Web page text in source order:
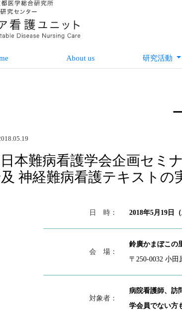
About us 研究活動
本難病看護学会企画セミ
神経難病看護テキストの
日 時： 2018年5月19日
会 場：
鈴廣かまぼこ
〒250-0032 小
対象者：
病院看護師、訪
学会員でない方